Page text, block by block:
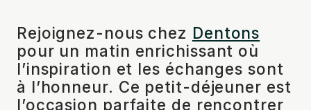
Rejoignez-nous chez Dentons
pour un matin enrichissant où
l’inspiration et les échanges sont
à l’honneur. Ce petit-déjeuner est
l’occasion parfaite de rencontrer